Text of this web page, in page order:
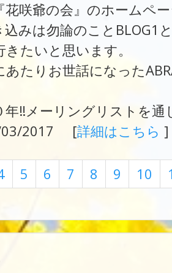
花咲爺の会』のホームペ
みは勿論のことBLOG1
たいと思います。
あたりお世話になった
年‼メーリングリストを
03/2017 [詳細はこちら ]
5 6 7 8 9 10